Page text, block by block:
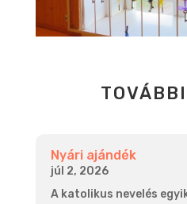
Nyári ajándék
júl 2, 2026
A katolikus nevelés